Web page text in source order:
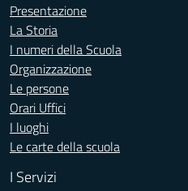
Presentazione
La Storia
I numeri della Scuola
Organizzazione
Le persone
Orari Uffici
I luoghi
Le carte della scuola
I Servizi